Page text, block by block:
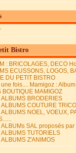
Bistro
: BRICOLAGES, DECO
ECUSSONS, LOGOS,
DU PETIT BISTRO
fois.... Mamigoz :
BOUTIQUE MAMIGOZ
ALBUMS BRODERIES
ALBUMS COUTURE
ALBUMS NOEL, VOEUX,
ALBUMs SAL proposés
ALBUMS TUTORIELS
ALBUMS Z'ANIMOS